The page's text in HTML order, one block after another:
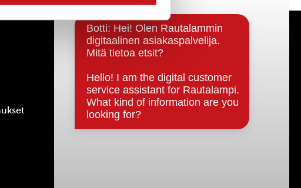
Päätöksenteko ja lähidemokratia
Päätökset, esityslistat & pöytäkirjat
Hallinto
Kunnanhallitus
Kunnanvaltuusto